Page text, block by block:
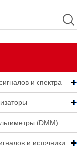
и спектра
(DMM)
и источники